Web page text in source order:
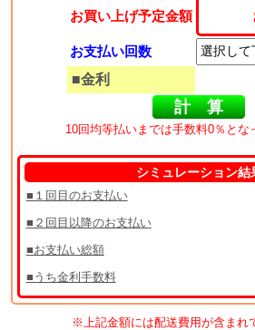
お買い上げ予定金額
お支払い回数
■金利
10回均等払いまでは手数料0％とな
シミュレーション結
■１回目のお支払い
■２回目以降のお支払い
■お支払い総額
■うち金利手数料
※上記金額には配送費用が含まれ